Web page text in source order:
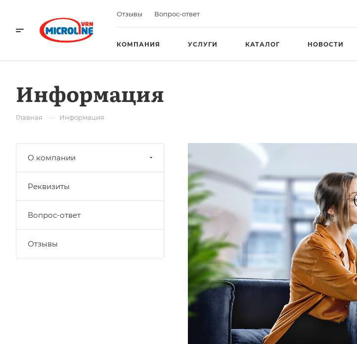
Отзывы Вопрос-ответ
КОМПАНИЯ УСЛУГИ КАТАЛОГ НОВОСТИ
Информация
Главная — Информация
О компании
Реквизиты
Вопрос-ответ
Отзывы